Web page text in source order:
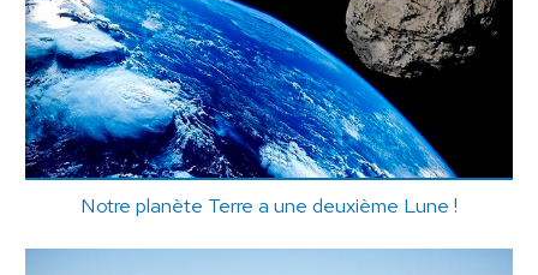
Notre planète Terre a une deuxième Lune !